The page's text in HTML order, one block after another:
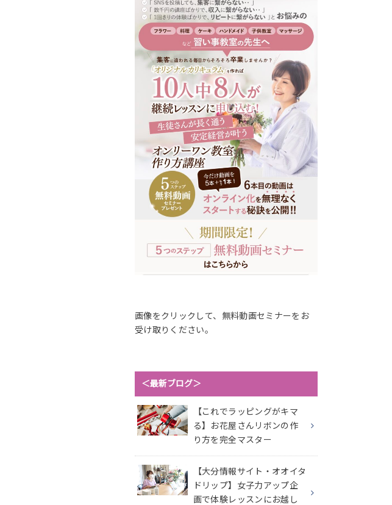
画像をクリックして、無料動画セミナーをお
受け取りください。
＜最新ブログ＞
【これでラッピングがキマ
る】お花屋さんリボンの作
り方を完全マスター
【大分情報サイト・オオイタ
ドリップ】女子力アップ企
画で体験レッスンにお越し